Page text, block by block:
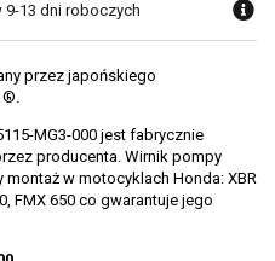
9-13 dni roboczych
przez japońskiego
®.
MG3-000 jest fabrycznie
producenta. Wirnik pompy
w motocyklach Honda: XBR
FMX 650 co gwarantuje jego